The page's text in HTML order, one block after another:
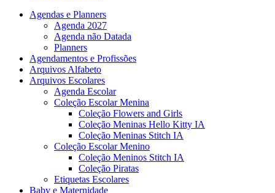
Agendas e Planners
Agenda 2027
Agenda não Datada
Planners
Agendamentos e Profissões
Arquivos Alfabeto
Arquivos Escolares
Agenda Escolar
Coleção Escolar Menina
Coleção Flowers and Girls
Coleção Meninas Hello Kitty IA
Coleção Meninas Stitch IA
Coleção Escolar Menino
Coleção Meninos Stitch IA
Coleção Piratas
Etiquetas Escolares
Baby e Maternidade